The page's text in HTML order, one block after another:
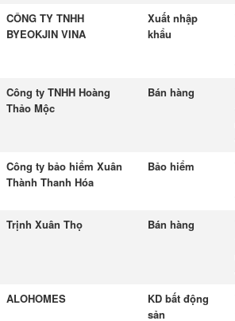
CÔNG TY TNHH
BYEOKJIN VINA
Xuất nhập
khẩu
Công ty TNHH Hoàng
Thảo Mộc
Bán hàng
Công ty bảo hiểm Xuân
Thành Thanh Hóa
Bảo hiểm
Trịnh Xuân Thọ Bán hàng
ALOHOMES
KD bất động
sản